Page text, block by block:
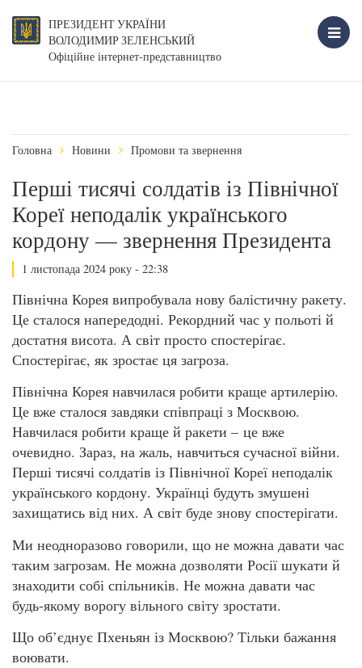
ПРЕЗИДЕНТ УКРАЇНИ
ВОЛОДИМИР ЗЕЛЕНСЬКИЙ
Офіційне інтернет-представництво
Головна Новини Промови та звернення
Перші тисячі солдатів із Північної
Кореї неподалік українського
кордону — звернення Президента
1 листопада 2024 року - 22:38
Північна Корея випробувала нову балістичну ракету.
Це сталося напередодні. Рекордний час у польоті й
достатня висота. А світ просто спостерігає.
Спостерігає, як зростає ця загроза.
Північна Корея навчилася робити краще артилерію.
Це вже сталося завдяки співпраці з Москвою.
Навчилася робити краще й ракети – це вже
очевидно. Зараз, на жаль, навчиться сучасної війни.
Перші тисячі солдатів із Північної Кореї неподалік
українського кордону. Українці будуть змушені
захищатись від них. А світ буде знову спостерігати.
Ми неодноразово говорили, що не можна давати час
таким загрозам. Не можна дозволяти Росії шукати й
знаходити собі спільників. Не можна давати час
будь-якому ворогу вільного світу зростати.
Що об’єднує Пхеньян із Москвою? Тільки бажання
воювати.